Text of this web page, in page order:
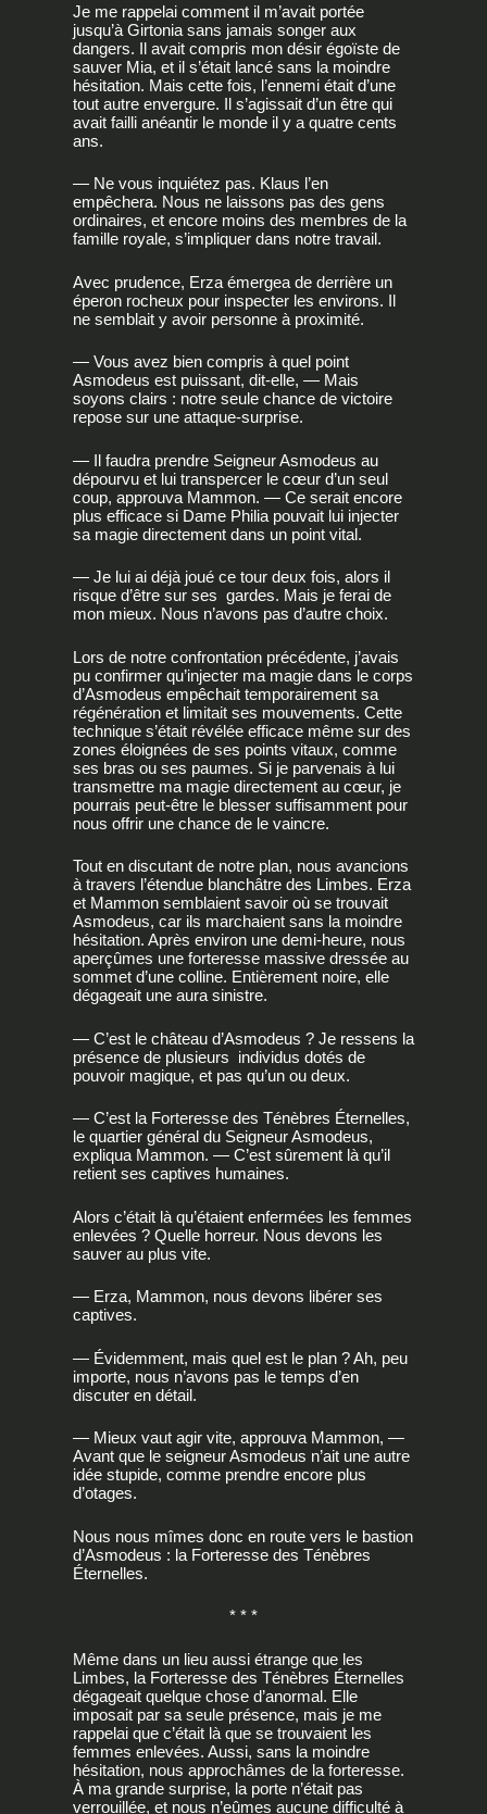
Je me rappelai comment il m’avait portée
jusqu’à Girtonia sans jamais songer aux
dangers. Il avait compris mon désir égoïste de
sauver Mia, et il s’était lancé sans la moindre
hésitation. Mais cette fois, l’ennemi était d’une
tout autre envergure. Il s’agissait d’un être qui
avait failli anéantir le monde il y a quatre cents
ans.
— Ne vous inquiétez pas. Klaus l’en
empêchera. Nous ne laissons pas des gens
ordinaires, et encore moins des membres de la
famille royale, s’impliquer dans notre travail.
Avec prudence, Erza émergea de derrière un
éperon rocheux pour inspecter les environs. Il
ne semblait y avoir personne à proximité.
— Vous avez bien compris à quel point
Asmodeus est puissant, dit-elle, — Mais
soyons clairs : notre seule chance de victoire
repose sur une attaque-surprise.
— Il faudra prendre Seigneur Asmodeus au
dépourvu et lui transpercer le cœur d’un seul
coup, approuva Mammon. — Ce serait encore
plus efficace si Dame Philia pouvait lui injecter
sa magie directement dans un point vital.
— Je lui ai déjà joué ce tour deux fois, alors il
risque d’être sur ses gardes. Mais je ferai de
mon mieux. Nous n’avons pas d’autre choix.
Lors de notre confrontation précédente, j’avais
pu confirmer qu’injecter ma magie dans le corps
d’Asmodeus empêchait temporairement sa
régénération et limitait ses mouvements. Cette
technique s’était révélée efficace même sur des
zones éloignées de ses points vitaux, comme
ses bras ou ses paumes. Si je parvenais à lui
transmettre ma magie directement au cœur, je
pourrais peut-être le blesser suffisamment pour
nous offrir une chance de le vaincre.
Tout en discutant de notre plan, nous avancions
à travers l’étendue blanchâtre des Limbes. Erza
et Mammon semblaient savoir où se trouvait
Asmodeus, car ils marchaient sans la moindre
hésitation. Après environ une demi-heure, nous
aperçûmes une forteresse massive dressée au
sommet d’une colline. Entièrement noire, elle
dégageait une aura sinistre.
— C’est le château d’Asmodeus ? Je ressens la
présence de plusieurs individus dotés de
pouvoir magique, et pas qu’un ou deux.
— C’est la Forteresse des Ténèbres Éternelles,
le quartier général du Seigneur Asmodeus,
expliqua Mammon. — C’est sûrement là qu’il
retient ses captives humaines.
Alors c’était là qu’étaient enfermées les femmes
enlevées ? Quelle horreur. Nous devons les
sauver au plus vite.
— Erza, Mammon, nous devons libérer ses
captives.
— Évidemment, mais quel est le plan ? Ah, peu
importe, nous n’avons pas le temps d’en
discuter en détail.
— Mieux vaut agir vite, approuva Mammon, —
Avant que le seigneur Asmodeus n’ait une autre
idée stupide, comme prendre encore plus
d’otages.
Nous nous mîmes donc en route vers le bastion
d’Asmodeus : la Forteresse des Ténèbres
Éternelles.
* * *
Même dans un lieu aussi étrange que les
Limbes, la Forteresse des Ténèbres Éternelles
dégageait quelque chose d’anormal. Elle
imposait par sa seule présence, mais je me
rappelai que c’était là que se trouvaient les
femmes enlevées. Aussi, sans la moindre
hésitation, nous approchâmes de la forteresse.
À ma grande surprise, la porte n’était pas
verrouillée, et nous n’eûmes aucune difficulté à